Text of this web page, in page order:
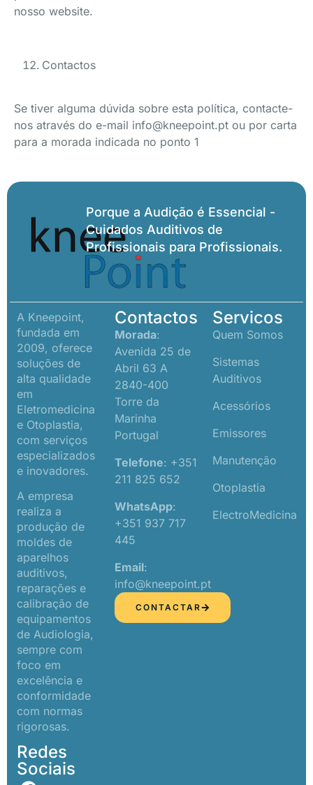
nosso website.
Contactos
Se tiver alguma dúvida sobre esta política, contacte-
nos através do e-mail info@kneepoint.pt ou por carta
para a morada indicada no ponto 1
Porque a Audição é Essencial -
Cuidados Auditivos de
Profissionais para Profissionais.
A Kneepoint,
fundada em
2009, oferece
soluções de
alta qualidade
em
Eletromedicina
e Otoplastia,
com serviços
especializados
e inovadores.
A empresa
realiza a
produção de
moldes de
aparelhos
auditivos,
reparações e
calibração de
equipamentos
de Audiologia,
sempre com
foco em
excelência e
conformidade
com normas
rigorosas.
Redes
Sociais
Contactos
Morada:
Avenida 25 de
Abril 63 A
2840-400
Torre da
Marinha
Portugal
Telefone: +351
211 825 652
WhatsApp:
+351 937 717
445
Email:
info@kneepoint.pt
CONTACTAR
Servicos
Quem Somos
Sistemas
Auditivos
Acessórios
Emissores
Manutenção
Otoplastia
ElectroMedicina